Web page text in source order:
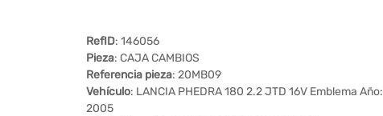
RefID: 146056
Pieza: CAJA CAMBIOS
Referencia pieza: 20MB09
Vehículo: LANCIA PHEDRA 180 2.2 JTD 16V Emblema Año:
2005